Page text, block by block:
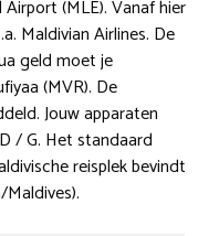
(MLE). Vanaf hier
Maldivian Airlines. De
geld moet je
(MVR). De
Jouw apparaten
/ G. Het standaard
reisplek bevindt